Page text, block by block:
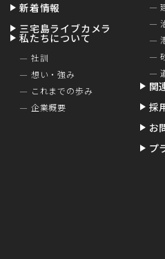
新着情報
三宅島ライブカメラ
私たちについて
社訓
想い・強み
これまでの歩み
企業概要
関
採
お
プ